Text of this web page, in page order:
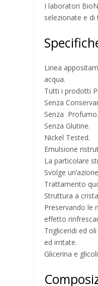
I laboratori
selezionate e
Linea
acqua.
Tutti i prodotti
Senza
Senza Profumo.
Senza Glutine.
Nickel Tested.
Emulsione
La particolare
Svolge
Trattamento
Struttura a
Preservando le
effetto
Trigliceridi ed
ed irritate.
Glicerina e